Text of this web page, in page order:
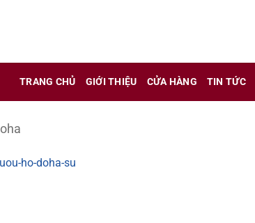
đang mang thai.
TRANG CHỦ GIỚI THIỆU CỬA HÀNG TIN TỨC